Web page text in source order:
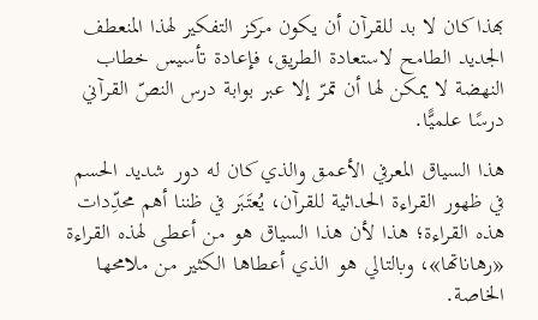
بهذا كان لا بد للقرآن أن يكون مركز التفكير لهذا المنعطف
الجديد الطامح لاستعادة الطريق، فإعادة تأسيس خطاب
النهضة لا يمكن لها أن تمرّ إلا عبر بوابة درس النصّ القرآني
درسًا علميًّا.
هذا السياق المعرفي الأعمق والذي كان له دور شديد الحسم
في ظهور القراءة الحداثية للقرآن، يُعتَبَر في ظننا أهم محدِّدات
هذه القراءة؛ هذا لأن هذا السياق هو من أعطى لهذه القراءة
«رهاناتها»، وبالتالي هو الذي أعطاها الكثير من ملامحها
الخاصة.